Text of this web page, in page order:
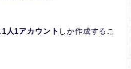
1人1アカウント しか作成するこ